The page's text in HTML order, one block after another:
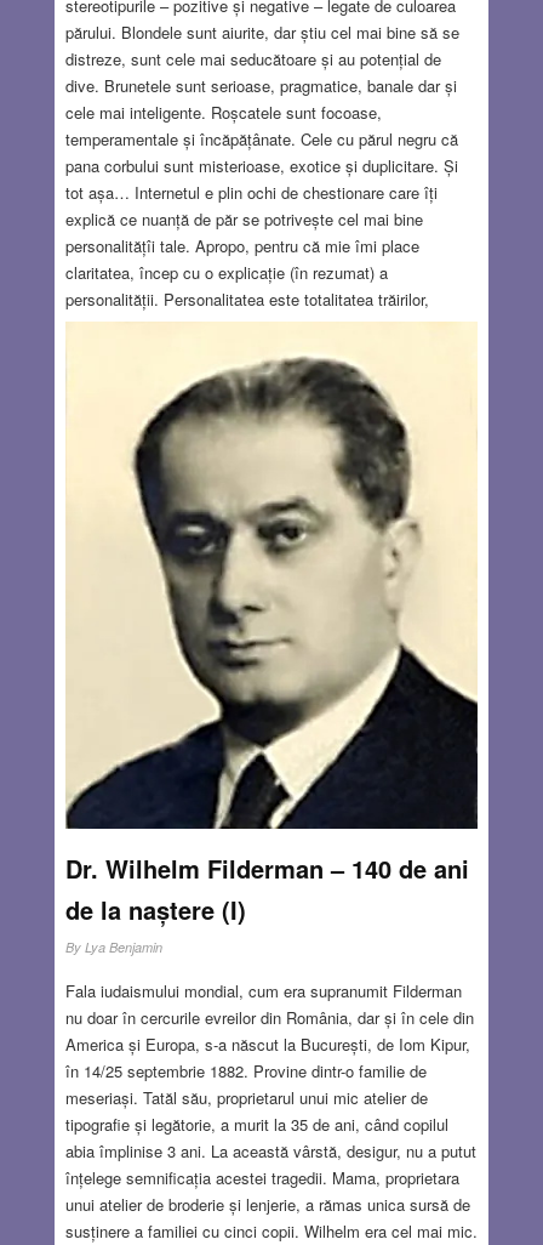
stereotipurile – pozitive și negative – legate de culoarea
părului. Blondele sunt aiurite, dar știu cel mai bine să se
distreze, sunt cele mai seducătoare și au potențial de
dive. Brunetele sunt serioase, pragmatice, banale dar și
cele mai inteligente. Roșcatele sunt focoase,
temperamentale și încăpățânate. Cele cu părul negru că
pana corbului sunt misterioase, exotice și duplicitare. Și
tot așa… Internetul e plin ochi de chestionare care îți
explică ce nuanță de păr se potrivește cel mai bine
personalitățîi tale. Apropo, pentru că mie îmi place
claritatea, încep cu o explicație (în rezumat) a
personalității. Personalitatea este totalitatea trăirilor,
gândirilor și comportamentelor noastre. Opiniile, credințele,
valorile, atitudinile, perspectivele, predispozițiile noastre
sunt parte din personalitate. Personalitatea se referă la
atributele care ne diferențiază de cel de lângă noi, chiar și
de geamănul / geamănă noastră. Personalitatea, prin
temperament și caracter, ne conferă unicitate.
Read
AUG 25, 2022 3 COMMENTS
Dr. Wilhelm Filderman – 140 de ani
de la naștere (I)
By Lya Benjamin
Fala iudaismului mondial, cum era supranumit Filderman
nu doar în cercurile evreilor din România, dar și în cele din
America și Europa, s-a născut la București, de Iom Kipur,
în 14/25 septembrie 1882. Provine dintr-o familie de
meseriași. Tatăl său, proprietarul unui mic atelier de
tipografie și legătorie, a murit la 35 de ani, când copilul
abia împlinise 3 ani. La această vârstă, desigur, nu a putut
înțelege semnificația acestei tragedii. Mama, proprietara
unui atelier de broderie și lenjerie, a rămas unica sursă de
susținere a familiei cu cinci copii. Wilhelm era cel mai mic.